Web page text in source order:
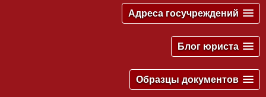
Адреса госучреждений
Блог юриста
Образцы документов